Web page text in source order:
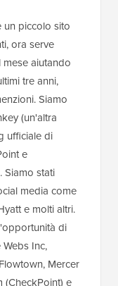
un piccolo sito
ora serve
aiutando
tre anni,
Siamo
(un'altra
ufficiale di
e
Siamo stati
media come
e molti altri.
di
Inc,
Mercer
(CheckPoint) e